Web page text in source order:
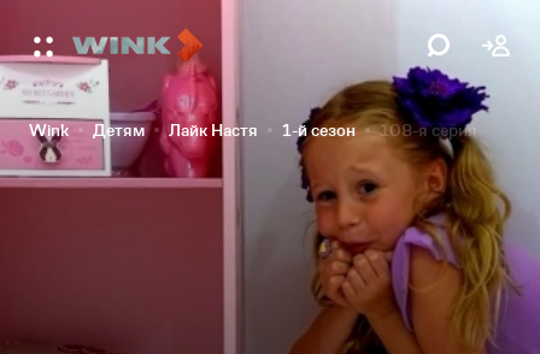
Wink Детям Лайк Настя 1-й сезон 108-я серия